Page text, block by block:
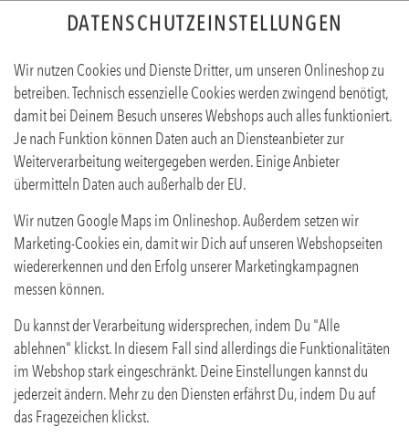
DATENSCHUTZEINSTELLUNGEN
Wir nutzen Cookies und Dienste Dritter, um unseren Onlineshop zu
betreiben. Technisch essenzielle Cookies werden zwingend benötigt,
damit bei Deinem Besuch unseres Webshops auch alles funktioniert.
Je nach Funktion können Daten auch an Diensteanbieter zur
Weiterverarbeitung weitergegeben werden. Einige Anbieter
übermitteln Daten auch außerhalb der EU.
Wir nutzen Google Maps im Onlineshop. Außerdem setzen wir
Marketing-Cookies ein, damit wir Dich auf unseren Webshopseiten
wiedererkennen und den Erfolg unserer Marketingkampagnen
messen können.
Du kannst der Verarbeitung widersprechen, indem Du "Alle
ablehnen" klickst. In diesem Fall sind allerdings die Funktionalitäten
im Webshop stark eingeschränkt. Deine Einstellungen kannst du
jederzeit ändern. Mehr zu den Diensten erfährst Du, indem Du auf
das Fragezeichen klickst.
TONIC WATER 0,2L
Produktinfos